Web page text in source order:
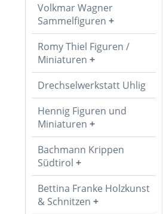
Volkmar Wagner
Sammelfiguren
Romy Thiel Figuren /
Miniaturen
Drechselwerkstatt Uhlig
Hennig Figuren und
Miniaturen
Bachmann Krippen
Südtirol
Bettina Franke Holzkunst
& Schnitzen